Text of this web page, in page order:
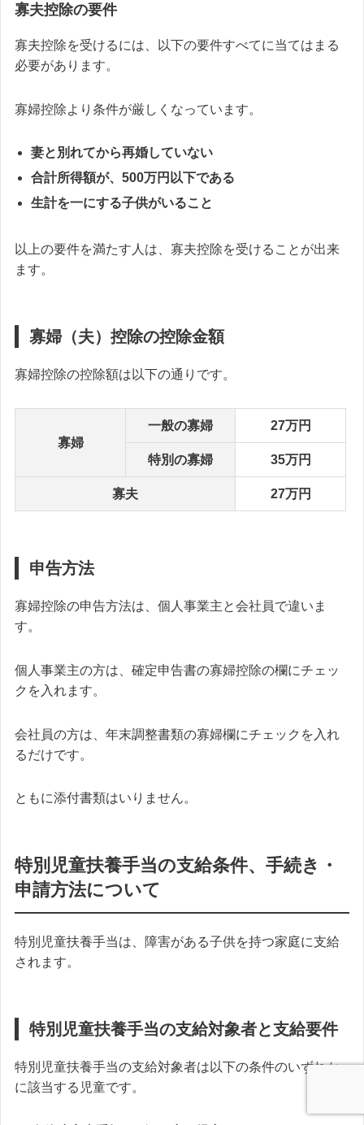
寡夫控除の要件
寡夫控除を受けるには、以下の要件すべてに当てはまる
必要があります。
寡婦控除より条件が厳しくなっています。
妻と別れてから再婚していない
合計所得額が、500万円以下である
生計を一にする子供がいること
以上の要件を満たす人は、寡夫控除を受けることが出来
ます。
寡婦（夫）控除の控除金額
寡婦控除の控除額は以下の通りです。
寡婦
一般の寡婦 27万円
特別の寡婦 35万円
寡夫 27万円
申告方法
寡婦控除の申告方法は、個人事業主と会社員で違いま
す。
個人事業主の方は、 確定申告書の寡婦控除の欄にチェッ
クを入れます。
会社員の方は、 年末調整書類の寡婦欄にチェックを入れ
るだけです。
ともに添付書類はいりません。
特別児童扶養手当の支給条件、手続き・
申請方法について
特別児童扶養手当は、障害がある子供を持つ家庭に支給
されます。
特別児童扶養手当の支給対象者と支給要件
特別児童扶養手当の支給対象者は以下の条件のいずれか
に該当する児童です。